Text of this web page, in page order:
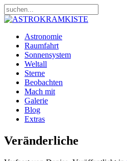
Astronomie
Raumfahrt
Sonnensystem
Weltall
Sterne
Beobachten
Mach mit
Galerie
Blog
Extras
Veränderliche